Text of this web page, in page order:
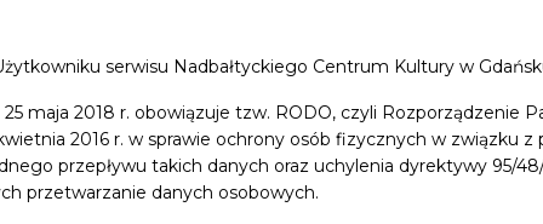
serwisu Nadbałtyckiego Centrum Kultury w
maja 2018 r. obowiązuje tzw. RODO, czyli Rozporządzenie
2016 r. w sprawie ochrony osób fizycznych w związku
przepływu takich danych oraz uchylenia dyrektywy 95/
przetwarzanie danych osobowych.